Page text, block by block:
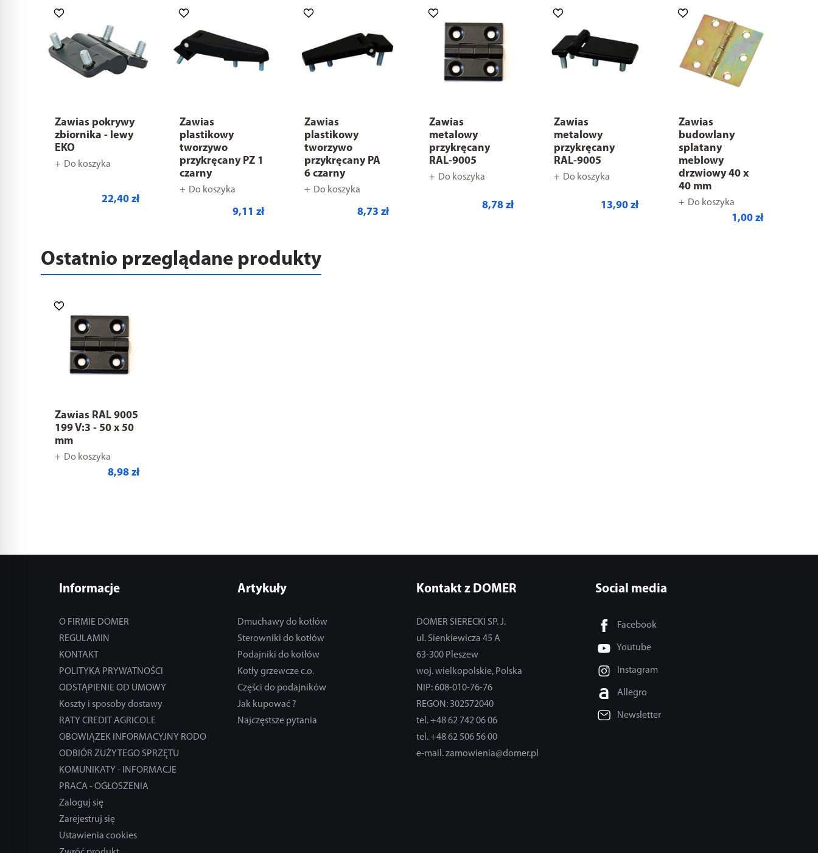
Zawias pokrywy
zbiornika - lewy
EKO
Do koszyka
22,40 zł
Zawias
plastikowy
tworzywo
przykręcany PZ 1
czarny
Do koszyka
9,11 zł
Zawias
plastikowy
tworzywo
przykręcany PA
6 czarny
Do koszyka
8,73 zł
Zawias
metalowy
przykręcany
RAL-9005
Do koszyka
8,78 zł
Zawias
metalowy
przykręcany
RAL-9005
Do koszyka
13,90 zł
Zawias
budowlany
splatany
meblowy
drzwiowy 40 x
40 mm
Do koszyka
1,00 zł
Ostatnio przeglądane produkty
Zawias RAL 9005
199 V:3 - 50 x 50
mm
Do koszyka
8,98 zł
Informacje
O FIRMIE DOMER
REGULAMIN
KONTAKT
POLITYKA PRYWATNOŚCI
ODSTĄPIENIE OD UMOWY
Koszty i sposoby dostawy
RATY CREDIT AGRICOLE
OBOWIĄZEK INFORMACYJNY RODO
ODBIÓR ZUŻYTEGO SPRZĘTU
KOMUNIKATY - INFORMACJE
PRACA - OGŁOSZENIA
Zaloguj się
Zarejestruj się
Ustawienia cookies
Artykuły
Dmuchawy do kotłów
Sterowniki do kotłów
Podajniki do kotłów
Kotły grzewcze c.o.
Części do podajników
Jak kupować ?
Najczęstsze pytania
Kontakt z DOMER
DOMER SIERECKI SP. J.
ul. Sienkiewicza 45 A
63-300 Pleszew
woj. wielkopolskie, Polska
NIP: 608-010-76-76
REGON: 302572040
tel. +48 62 742 06 06
tel. +48 62 506 56 00
e-mail. zamowienia@domer.pl
Social media
Facebook
Youtube
Instagram
Allegro
Newsletter